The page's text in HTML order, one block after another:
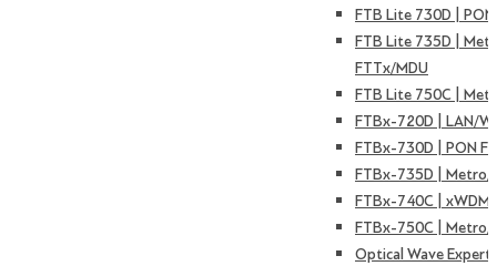
FTB Lite 730D |
FTB Lite 735D |
FTTx/MDU
FTB Lite 750C |
FTBx-720D | LAN/
FTBx-730D | PON
FTBx-735D | Metro/
FTBx-740C | xWDM
FTBx-750C | Metro/
Optical Wave Expert